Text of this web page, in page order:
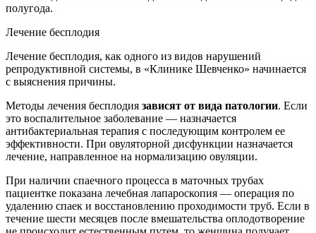
полугода.
Лечение бесплодия
Лечение бесплодия, как одного из видов нарушений
репродуктивной системы, в «Клинике Шевченко» начинается
с выяснения причины.
Методы лечения бесплодия зависят от вида патологии. Если
это воспалительное заболевание — назначается
антибактериальная терапия с последующим контролем ее
эффективности. При овуляторной дисфункции назначается
лечение, направленное на нормализацию овуляции.
При наличии спаечного процесса в маточных трубах
пациентке показана лечебная лапароскопия — операция по
удалению спаек и восстановлению проходимости труб. Если в
течение шести месяцев после вмешательства оплодотворение